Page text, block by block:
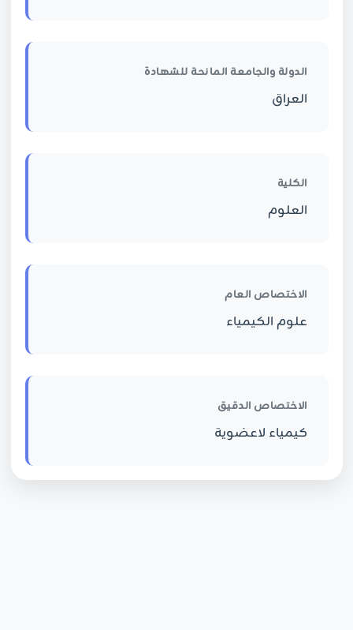
الدولة والجامعة المانحة للشهادة
العراق
الكلية
العلوم
الاختصاص العام
علوم الكيمياء
الاختصاص الدقيق
كيمياء لاعضوية